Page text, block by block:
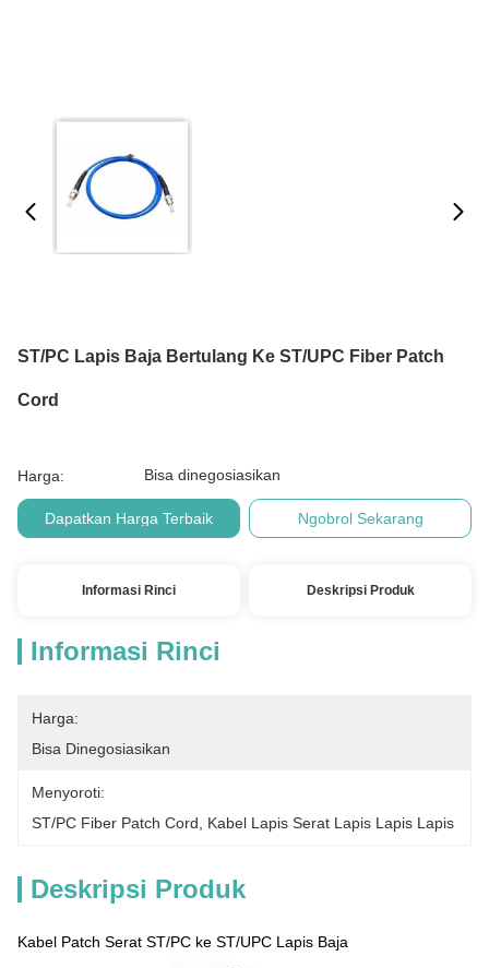
ST/PC Lapis Baja Bertulang Ke ST/UPC Fiber Patch
Cord
Harga: Bisa dinegosiasikan
Dapatkan Harga Terbaik Ngobrol Sekarang
Informasi Rinci Deskripsi Produk
Informasi Rinci
Harga:
Bisa Dinegosiasikan
Menyoroti:
ST/PC Fiber Patch Cord
Kabel Lapis Serat Lapis Lapis Lapis
Deskripsi Produk
Kabel Patch Serat ST/PC ke ST/UPC Lapis Baja